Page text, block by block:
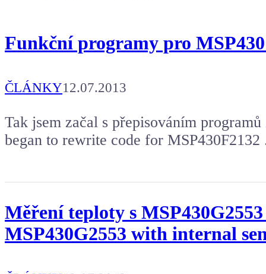
Funkční programy pro
ČLÁNKY12.07.2013
Tak jsem začal s přepisováním
began to rewrite code for MSP430F2132
Měření teploty s
MSP430G2553 with internal